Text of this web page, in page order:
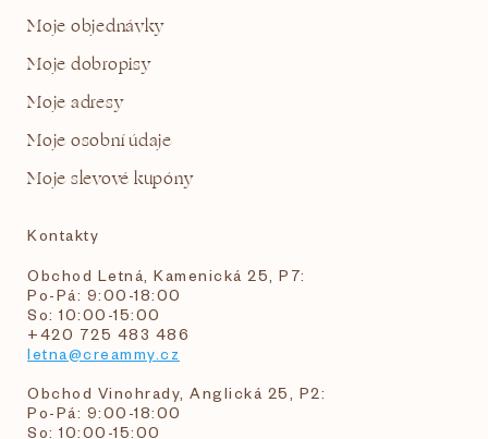
Moje objednávky
Moje dobropisy
Moje adresy
Moje osobní údaje
Moje slevové kupóny
Kontakty
Obchod Letná, Kamenická 25, P7:
Po-Pá: 9:00-18:00
So: 10:00-15:00
+420 725 483 486
letna@creammy.cz
Obchod Vinohrady, Anglická 25, P2:
Po-Pá: 9:00-18:00
So: 10:00-15:00